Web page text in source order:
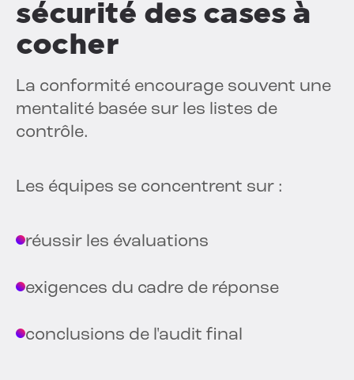
sécurité des cases à
cocher
La conformité encourage souvent une
mentalité basée sur les listes de
contrôle.
Les équipes se concentrent sur :
réussir les évaluations
exigences du cadre de réponse
conclusions de l'audit final